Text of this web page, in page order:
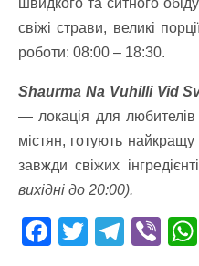
швидкого та ситного
свіжі страви, великі
роботи: 08:00 – 18:30.
Shaurma Na Vuhilli Vid
— локація для любителів
містян, готують найкращу
завжди свіжих
вихідні до 20:00).
F T T Vi